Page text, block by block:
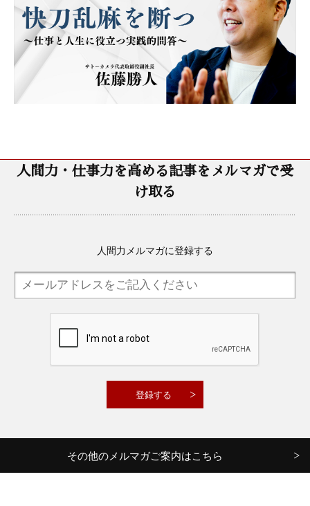
人間力・仕事力を高める記事をメルマガで受
け取る
人間力メルマガに登録する
その他のメルマガご案内はこちら